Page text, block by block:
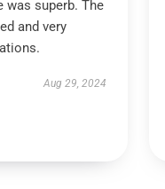
was superb. The
and very
Aug 29, 2024